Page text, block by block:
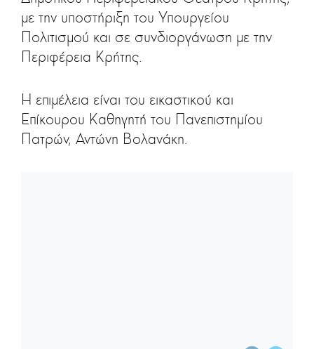
με την υποστήριξη του Υπουργείου
Πολιτισμού και σε συνδιοργάνωση με την
Περιφέρεια Κρήτης.
Η επιμέλεια είναι του εικαστικού και
Επίκουρου Καθηγητή του Πανεπιστημίου
Πατρών, Αντώνη Βολανάκη.